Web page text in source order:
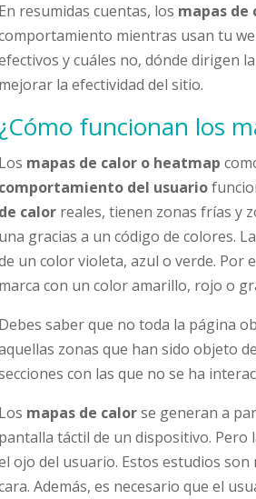
En resumidas cuentas, los mapas de
mientras usan tu
y cuáles no, dónde dirigen
mejorar la efectividad del sitio.
¿Cómo funcionan los
Los mapas de calor o heatmap
comportamiento del usuario
de calor reales, tienen zonas frías y
una gracias a un código de colores.
un color violeta, azul o verde. Por
marca con un color amarillo, rojo o
Debes saber que no toda la página
zonas que han sido objeto
con las que no se ha
Los mapas de calorse generan a
pantalla táctil de un dispositivo. Pero
ojo del usuario. Estos estudios
Además, es necesario que el